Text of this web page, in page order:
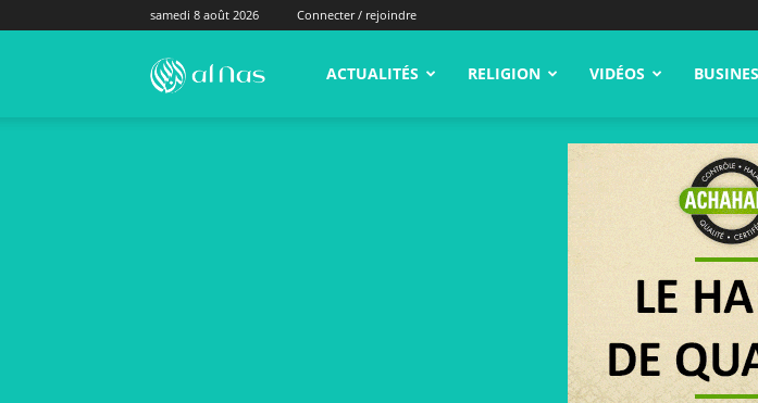
samedi 8 août 2026 Connecter / rejoindre
alNas.fr ACTUALITÉS RELIGION VIDÉOS